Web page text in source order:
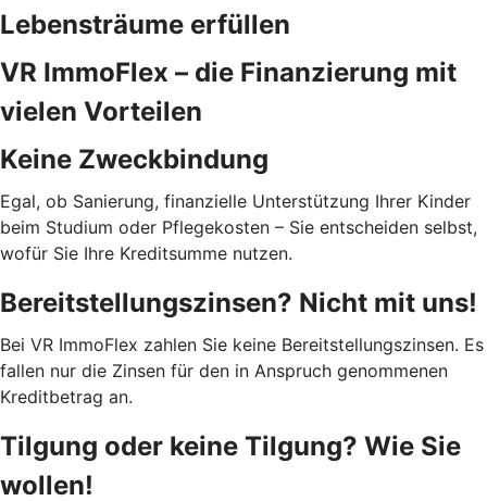
Lebensträume erfüllen
VR ImmoFlex – die Finanzierung mit
vielen Vorteilen
Keine Zweckbindung
Egal, ob Sanierung, finanzielle Unterstützung Ihrer Kinder
beim Studium oder Pflegekosten – Sie entscheiden selbst,
wofür Sie Ihre Kreditsumme nutzen.
Bereitstellungszinsen? Nicht mit uns!
Bei VR ImmoFlex zahlen Sie keine Bereitstellungszinsen. Es
fallen nur die Zinsen für den in Anspruch genommenen
Kreditbetrag an.
Tilgung oder keine Tilgung? Wie Sie
wollen!